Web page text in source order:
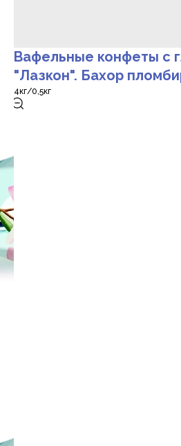
Вафельные конфеты с
"Лазкон". Бахор
4кг/0,5кг